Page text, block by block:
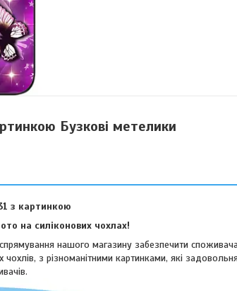
Бузкові метелики
з картинкою
на силіконових чохлах!
нашого магазину забезпечити
з різноманітними картинками, які